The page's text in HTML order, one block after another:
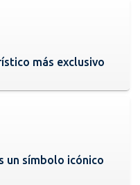
más exclusivo
un símbolo icónico